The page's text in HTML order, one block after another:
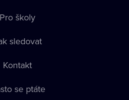
Pro školy
sledovat
Kontakt
se ptáte